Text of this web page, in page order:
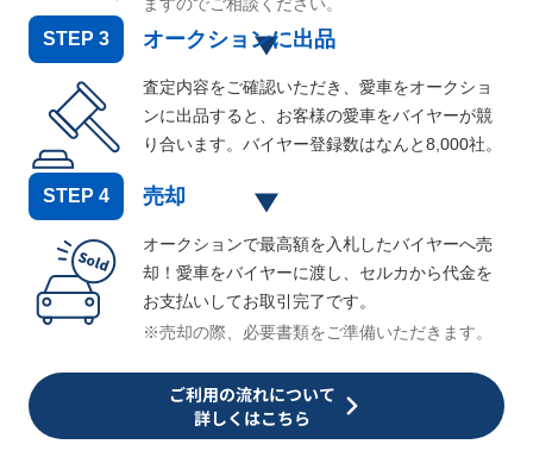
STEP 3 オークションに出品
査定内容をご確認いただき、愛車をオークショ
ンに出品すると、お客様の愛車をバイヤーが競
り合います。バイヤー登録数はなんと8,000社。
STEP 4 売却
オークションで最高額を入札したバイヤーへ売
却！愛車をバイヤーに渡し、セルカから代金を
お支払いしてお取引完了です。
※売却の際、必要書類をご準備いただきます。
ご利用の流れについて
詳しくはこちら